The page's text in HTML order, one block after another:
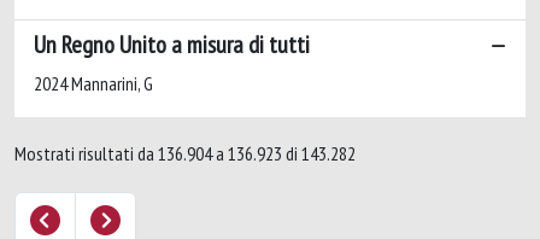
Un Regno Unito a misura di tutti
2024 Mannarini, G
Mostrati risultati da 136.904 a 136.923 di 143.282